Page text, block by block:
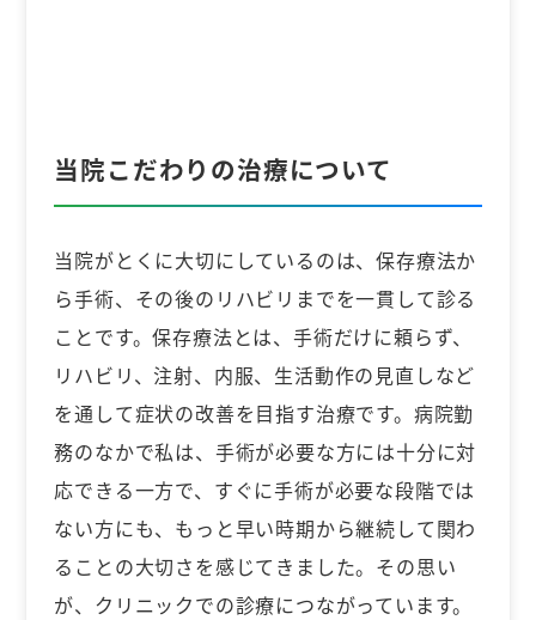
当院こだわりの治療について
当院がとくに大切にしているのは、保存療法か
ら手術、その後のリハビリまでを一貫して診る
ことです。保存療法とは、手術だけに頼らず、
リハビリ、注射、内服、生活動作の見直しなど
を通して症状の改善を目指す治療です。病院勤
務のなかで私は、手術が必要な方には十分に対
応できる一方で、すぐに手術が必要な段階では
ない方にも、もっと早い時期から継続して関わ
ることの大切さを感じてきました。その思い
が、クリニックでの診療につながっています。